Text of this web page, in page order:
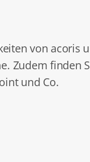
von acoris
Zudem finden
und Co.